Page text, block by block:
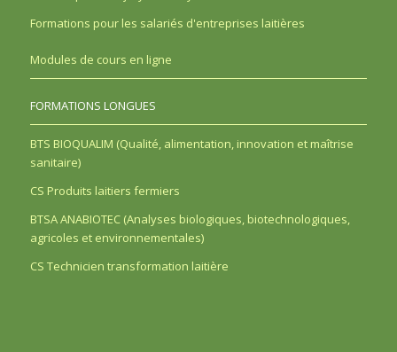
Formations pour les salariés d'entreprises laitières
Modules de cours en ligne
FORMATIONS LONGUES
BTS BIOQUALIM (Qualité, alimentation, innovation et maîtrise
sanitaire)
CS Produits laitiers fermiers
BTSA ANABIOTEC (Analyses biologiques, biotechnologiques,
agricoles et environnementales)
CS Technicien transformation laitière